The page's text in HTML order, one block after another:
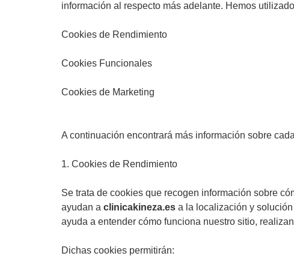
información al respecto más adelante. Hemos
Cookies de Rendimiento
Cookies Funcionales
Cookies de Marketing
A continuación encontrará más información sobre
1. Cookies de Rendimiento
Se trata de cookies que recogen información sobre
ayudan a clinicakineza.es a la localización y
ayuda a entender cómo funciona nuestro sitio,
Dichas cookies permitirán: